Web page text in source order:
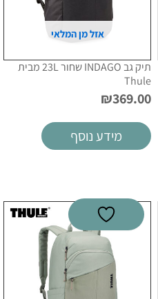
אזל מן המלאי
תיק גב INDAGO שחור 23L מבית
Thule
₪369.00
מידע נוסף